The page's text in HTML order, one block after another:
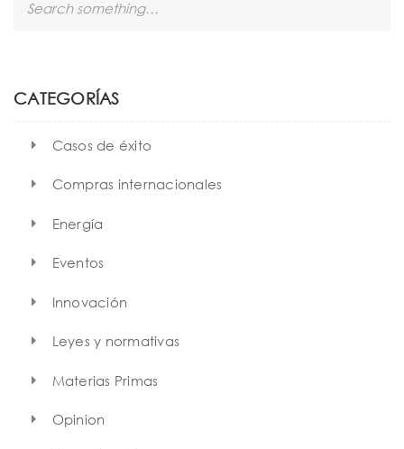
h
CATEGORÍAS
Casos de éxito
Compras internacionales
Energía
Eventos
Innovación
Leyes y normativas
Materias Primas
Opinion